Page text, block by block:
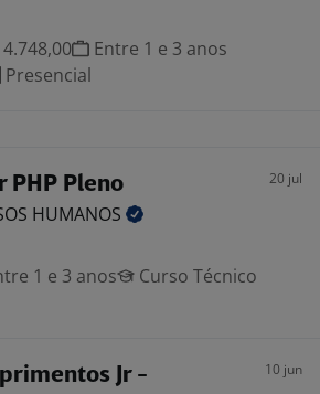
Entre 1 e 3 anos
Presencial
PHP Pleno 20 jul
HUMANOS
1 e 3 anos
Curso Técnico
Jr -
10 jun